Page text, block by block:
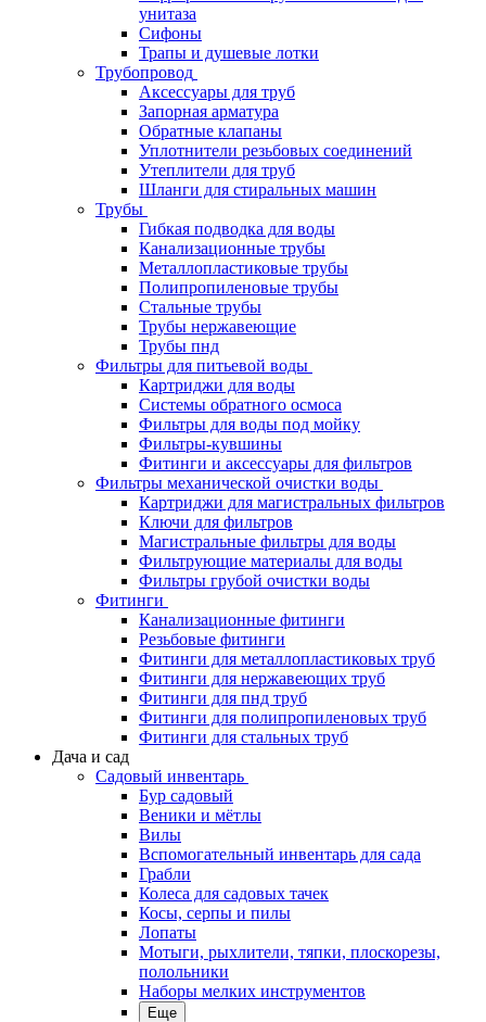
унитаза
Сифоны
Трапы и душевые лотки
Трубопровод
Аксессуары для труб
Запорная арматура
Обратные клапаны
Уплотнители резьбовых соединений
Утеплители для труб
Шланги для стиральных машин
Трубы
Гибкая подводка для воды
Канализационные трубы
Металлопластиковые трубы
Полипропиленовые трубы
Стальные трубы
Трубы нержавеющие
Трубы пнд
Фильтры для питьевой воды
Картриджи для воды
Системы обратного осмоса
Фильтры для воды под мойку
Фильтры-кувшины
Фитинги и аксессуары для фильтров
Фильтры механической очистки воды
Картриджи для магистральных фильтров
Ключи для фильтров
Магистральные фильтры для воды
Фильтрующие материалы для воды
Фильтры грубой очистки воды
Фитинги
Канализационные фитинги
Резьбовые фитинги
Фитинги для металлопластиковых труб
Фитинги для нержавеющих труб
Фитинги для пнд труб
Фитинги для полипропиленовых труб
Фитинги для стальных труб
Дача и сад
Садовый инвентарь
Бур садовый
Веники и мётлы
Вилы
Вспомогательный инвентарь для сада
Грабли
Колеса для садовых тачек
Косы, серпы и пилы
Лопаты
Мотыги, рыхлители, тяпки, плоскорезы,
полольники
Наборы мелких инструментов
Еще